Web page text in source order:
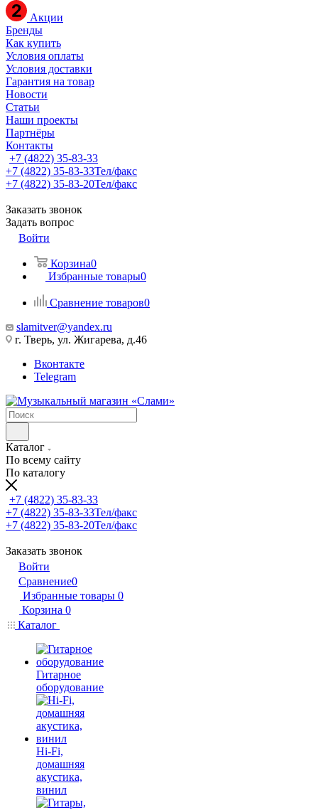
Акции
Бренды
Как купить
Условия оплаты
Условия доставки
Гарантия на товар
Новости
Статьи
Наши проекты
Партнёры
Контакты
+7 (4822) 35-83-33
+7 (4822) 35-83-33Тел/факс
+7 (4822) 35-83-20Тел/факс
Заказать звонок
Задать вопрос
Войти
Корзина0
Избранные товары0
Сравнение товаров0
slamitver@yandex.ru
г. Тверь, ул. Жигарева, д.46
Вконтакте
Telegram
Каталог
По всему сайту
По каталогу
+7 (4822) 35-83-33
+7 (4822) 35-83-33Тел/факс
+7 (4822) 35-83-20Тел/факс
Заказать звонок
Войти
Сравнение0
Избранные товары 0
Корзина 0
Каталог
Гитарное
оборудование
Hi-Fi,
домашняя
акустика,
винил